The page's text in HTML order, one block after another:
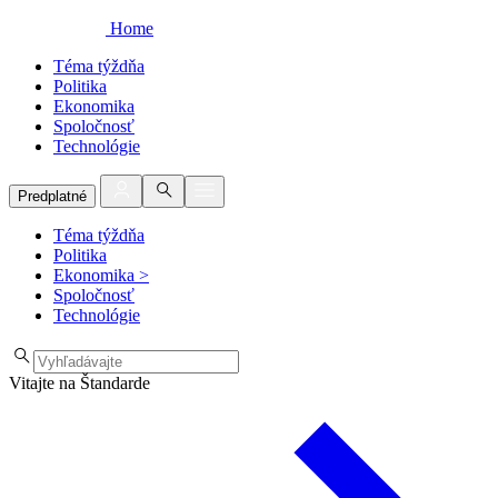
Home
Téma týždňa
Politika
Ekonomika
Spoločnosť
Technológie
Predplatné
Téma týždňa
Politika
Ekonomika >
Spoločnosť
Technológie
Vitajte na Štandarde